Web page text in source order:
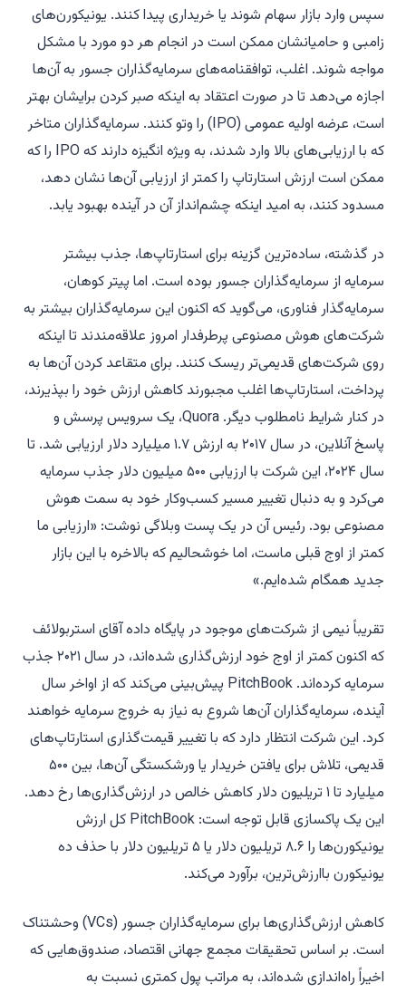
سپس وارد بازار سهام شوند یا خریداری پیدا کنند. یونیکورن‌های
زامبی و حامیانشان ممکن است در انجام هر دو مورد با مشکل
مواجه شوند. اغلب، توافقنامه‌های سرمایه‌گذاران جسور به آن‌ها
اجازه می‌دهد تا در صورت اعتقاد به اینکه صبر کردن برایشان بهتر
است، عرضه اولیه عمومی (IPO) را وتو کنند. سرمایه‌گذاران متاخر
که با ارزیابی‌های بالا وارد شدند، به ویژه انگیزه دارند که IPO را که
ممکن است ارزش استارتاپ را کمتر از ارزیابی آن‌ها نشان دهد،
مسدود کنند، به امید اینکه چشم‌انداز آن در آینده بهبود یابد.
در گذشته، ساده‌ترین گزینه برای استارتاپ‌ها، جذب بیشتر
سرمایه از سرمایه‌گذاران جسور بوده است. اما پیتر کوهان،
سرمایه‌گذار فناوری، می‌گوید که اکنون این سرمایه‌گذاران بیشتر به
شرکت‌های هوش مصنوعی پرطرفدار امروز علاقه‌مندند تا اینکه
روی شرکت‌های قدیمی‌تر ریسک کنند. برای متقاعد کردن آن‌ها به
پرداخت، استارتاپ‌ها اغلب مجبورند کاهش ارزش خود را بپذیرند،
در کنار شرایط نامطلوب دیگر. Quora، یک سرویس پرسش و
پاسخ آنلاین، در سال ۲۰۱۷ به ارزش ۱.۷ میلیارد دلار ارزیابی شد. تا
سال ۲۰۲۴، این شرکت با ارزیابی ۵۰۰ میلیون دلار جذب سرمایه
می‌کرد و به دنبال تغییر مسیر کسب‌وکار خود به سمت هوش
مصنوعی بود. رئیس آن در یک پست وبلاگی نوشت: «ارزیابی ما
کمتر از اوج قبلی ماست، اما خوشحالیم که بالاخره با این بازار
جدید همگام شده‌ایم.»
تقریباً نیمی از شرکت‌های موجود در پایگاه داده آقای استربولائف
که اکنون کمتر از اوج خود ارزش‌گذاری شده‌اند، در سال ۲۰۲۱ جذب
سرمایه کرده‌اند. PitchBook پیش‌بینی می‌کند که از اواخر سال
آینده، سرمایه‌گذاران آن‌ها شروع به نیاز به خروج سرمایه خواهند
کرد. این شرکت انتظار دارد که با تغییر قیمت‌گذاری استارتاپ‌های
قدیمی، تلاش برای یافتن خریدار یا ورشکستگی آن‌ها، بین ۵۰۰
میلیارد تا ۱ تریلیون دلار کاهش خالص در ارزش‌گذاری‌ها رخ دهد.
این یک پاکسازی قابل توجه است: PitchBook کل ارزش
یونیکورن‌ها را ۸.۶ تریلیون دلار یا ۵ تریلیون دلار با حذف ده
یونیکورن باارزش‌ترین، برآورد می‌کند.
کاهش ارزش‌گذاری‌ها برای سرمایه‌گذاران جسور (VCs) وحشتناک
است. بر اساس تحقیقات مجمع جهانی اقتصاد، صندوق‌هایی که
اخیراً راه‌اندازی شده‌اند، به مراتب پول کمتری نسبت به